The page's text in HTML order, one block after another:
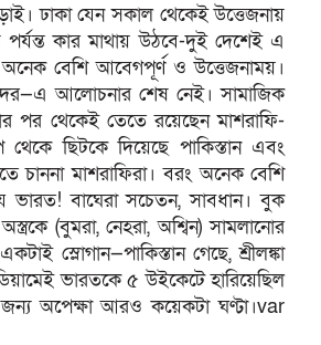
ঢাকা যেন সকাল থেকেই উত্তেজনায়
কার মাথায় উঠবে-দুই দেশেই এ
বেশি আবেগপূর্ণ ও উত্তেজনাময়।
আলোচনার শেষ নেই। সামাজিক
পর থেকেই তেতে রয়েছেন মাশরাফি-
ছিটকে দিয়েছে পাকিস্তান এবং
চাননা মাশরাফিরা। বরং অনেক বেশি
ভারত! বাঘেরা সচেতন, সাবধান। বুক
(বুমরা, নেহরা, অশ্বিন) সামলানোর
স্লোগান—পাকিস্তান গেছে, শ্রীলঙ্কা
ভারতকে ৫ উইকেটে হারিয়েছিল
জন্য অপেক্ষা আরও কয়েকটা ঘণ্টা।var